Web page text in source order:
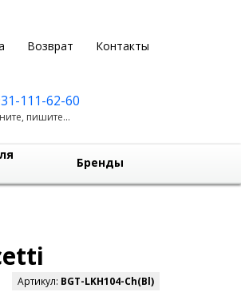
Возврат Контакты
111-62-60
пишите...
Бренды
Артикул: BGT-LKH104-Ch(Bl)